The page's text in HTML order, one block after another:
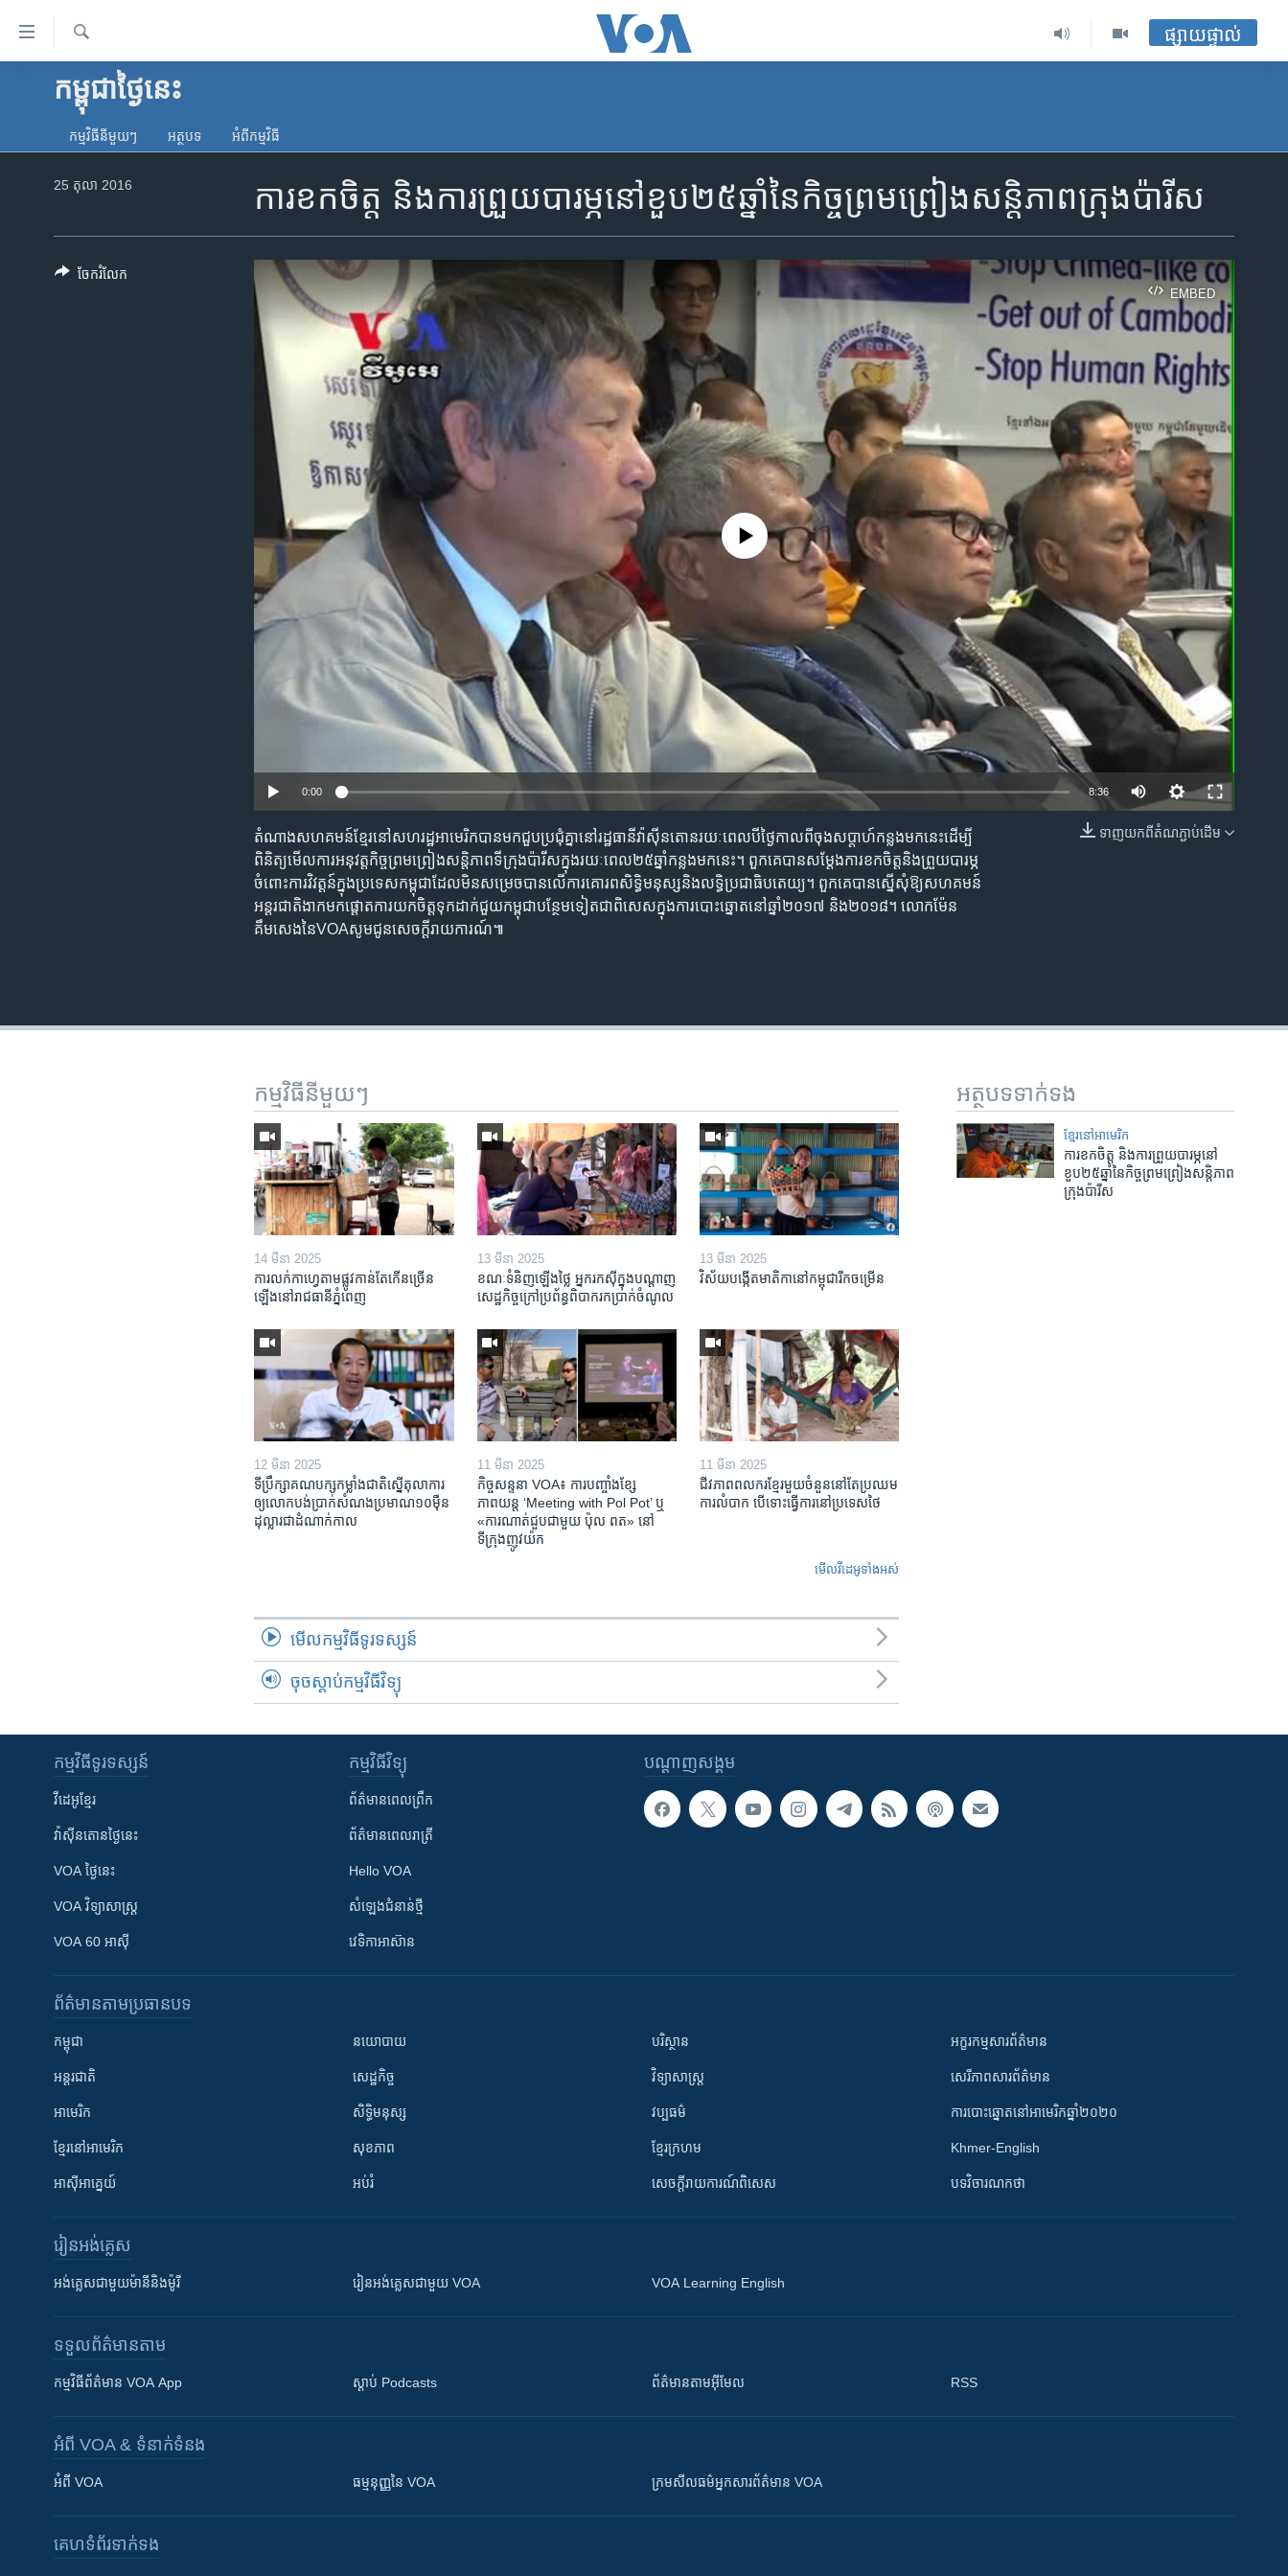
ទៅ​
គេហទំព័រ​
ទាក់ទង
និង​អាមេរិក
រក
ផ្សាយផ្ទាល់
កម្ពុជាថ្ងៃនេះ
កម្មវិធី​នីមួយៗ អត្ថបទ​ អំពី​កម្មវិធី​
ការខក​ចិត្ត​ និង​ការ​ព្រួយ​បារម្ភ​នៅ​ខួប​២៥​ឆ្នាំ​នៃ​កិច្ច​ព្រមព្រៀង​សន្តិភាព​ក្រុងប៉ារីស
25 តុលា 2016
EMBED
EMBED
No media source currently available
0:00 8:36
ទាញ​យក​ពី​តំណភ្ជាប់​ដើម
តំណាង​សហគមន៍​ខ្មែរ​នៅ​សហរដ្ឋ​អាមេរិក​បាន​មក​ជួបប្រជុំ​គ្នា​នៅ​រដ្ឋធានី​វ៉ាស៊ីនតោន​រយៈពេល​បី​ថ្ងៃ​កាលពី​ចុងសប្តាហ៍​កន្លង​មកនេះ​ដើម្បី​
ពិនិត្យ​មើល​ការអនុវត្តកិច្ច​ព្រមព្រៀង​សន្តិភាព​ទីក្រុង​ប៉ារីស​ក្នុងរយៈពេល​២៥​ឆ្នាំ​កន្លង​មក​នេះ។ ពួកគេ​បាន​សម្តែង​ការខកចិត្ត​និង​ព្រួយបារម្ភ​
ចំពោះ​ការវិវត្តន៍​ក្នុង​ប្រទេស​កម្ពុជា​ដែល​មិន​សម្រេច​បាន​លើ​ការគោរព​សិទ្ធិ​មនុស្ស​និង​លទ្ធិ​ប្រជាធិបតេយ្យ។ ពួកគេ​បាន​ស្នើ​សុំ​ឱ្យ​សហគមន៍​
អន្តរជាតិ​ងាក​មក​ផ្តោត​ការយកចិត្ត​ទុកដាក់​ជួយ​កម្ពុជា​បន្ថែម​ទៀត​ជាពិសេស​ក្នុងការបោះឆ្នោត​នៅឆ្នាំ​២០១៧ និង២០១៨។ លោក​ម៉ែន
គឹមសេង​នៃ​VOAសូម​ជូន​សេចក្តី​រាយការណ៍៕
ចែករំលែក
អត្ថបទ​ទាក់ទង
ខ្មែរ​នៅ​អាមេរិក
ការខក​ចិត្ត​ និង​ការ​ព្រួយ​បារម្ភ​នៅ​
ខួប​២៥​ឆ្នាំ​នៃ​កិច្ច​ព្រមព្រៀង​សន្តិភាព​
ក្រុងប៉ារីស
កម្មវិធី​នីមួយៗ
14 មីនា 2025
ការលក់​កាហ្វេ​តាម​ផ្លូវ​កាន់តែ​កើន​ច្រើន​
ឡើង​នៅ​រាជធានី​ភ្នំពេញ
13 មីនា 2025
ខណៈទំនិញឡើងថ្លៃ អ្នករកស៊ីក្នុង​បណ្តាញ​
សេដ្ឋកិច្ចក្រៅ​ប្រព័ន្ធពិបាក​រក​ប្រាក់​ចំណូល
13 មីនា 2025
វិស័យ​បង្កើត​មាតិកា​នៅ​កម្ពុជា​រីក​ចម្រើន
12 មីនា 2025
ទីប្រឹក្សា​គណបក្ស​កម្លាំង​ជាតិ​ស្នើ​តុលាការ​
ឲ្យ​លោក​បង់ប្រាក់​សំណង​ប្រមាណ​១០​ម៉ឺន​
ដុល្លារ​ជា​ដំណាក់កាល
11 មីនា 2025
កិច្ចសន្ទនា VOA៖ ការ​បញ្ចាំង​ខ្សែ
ភាពយន្ត ‘Meeting with Pol Pot’ ឬ
«ការណាត់ជួប​ជាមួយ​ ប៉ុល ពត» នៅ
ទីក្រុងញូវយ៉ក​
11 មីនា 2025
ជីវភាពពលករខ្មែរមួយចំនួននៅតែប្រឈម
ការលំបាក បើទោះធ្វើការនៅប្រទេសថៃ
មើល​វីដេអូ​ទាំង​អស់
មើល​កម្មវិធី​ទូរទស្សន៍
ចុចស្តាប់កម្មវិធីវិទ្យុ
បណ្តាញ​សង្គម
កម្មវិធី​ទូរទស្សន៍
វីដេអូ​ខ្មែរ
វ៉ាស៊ីនតោន​ថ្ងៃ​នេះ
VOA ថ្ងៃនេះ
VOA ​វិទ្យាសាស្ត្រ
VOA 60 អាស៊ី
កម្មវិធី​វិទ្យុ
ព័ត៌មាន​ពេល​ព្រឹក
ព័ត៌មាន​​ពេល​រាត្រី
Hello VOA
សំឡេង​ជំនាន់​ថ្មី
វេទិកា​អាស៊ាន
ព័ត៌មាន​តាមប្រធានបទ​
កម្ពុជា
អន្តរជាតិ
អាមេរិក
ខ្មែរ​នៅអាមេរិក
អាស៊ីអាគ្នេយ៍
នយោបាយ
សេដ្ឋកិច្ច
សិទ្ធិមនុស្ស
សុខភាព
អប់រំ
បរិស្ថាន
វិទ្យាសាស្រ្ត
វប្បធម៌
ខ្មែរក្រហម
សេចក្តីរាយការណ៍ពិសេស
អក្ខរកម្មសារព័ត៌មាន
សេរីភាពសារព័ត៌មាន
ការបោះឆ្នោតនៅអាមេរិកឆ្នាំ២០២០
Khmer-English
បទវិចារណកថា
រៀន​​អង់គ្លេស
អង់គ្លេស​ជាមួយ​ម៉ានី​និង​ម៉ូរី រៀន​​​​​​អង់គ្លេស​​ជាមួយ VOA VOA Learning English
ទទួល​ព័ត៌មាន​តាម
កម្មវិធី​ព័ត៌មាន VOA App ស្តាប់ Podcasts ព័ត៌មាន​តាម​អ៊ីមែល RSS
អំពី​ VOA & ទំនាក់ទំនង
អំពី​ VOA ធម្មនុញ្ញ​នៃ VOA ក្រម​​​សីលធម៌​​​អ្នក​​​សារព័ត៌មាន VOA
គេហទំព័រ​​ទាក់ទង